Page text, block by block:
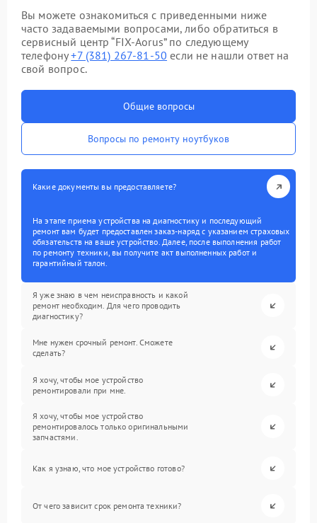
Вы можете ознакомиться с приведенными ниже
часто задаваемыми вопросами, либо обратиться в
сервисный центр “FIX-Aorus” по следующему
телефону+7 (381) 267-81-50 если не нашли ответ на
свой вопрос.
Общие вопросы
Вопросы по ремонту ноутбуков
Какие документы вы предоставляете?
На этапе приема устройства на диагностику и последующий
ремонт вам будет предоставлен заказ-наряд с указанием страховых
обязательств на ваше устройство. Далее, после выполнения работ
по ремонту техники, вы получите акт выполненных работ и
гарантийный талон.
Я уже знаю в чем неисправность и какой
ремонт необходим. Для чего проводить
диагностику?
Мне нужен срочный ремонт. Сможете
сделать?
Я хочу, чтобы мое устройство
ремонтировали при мне.
Я хочу, чтобы мое устройство
ремонтировалось только оригинальными
запчастями.
Как я узнаю, что мое устройство готово?
От чего зависит срок ремонта техники?